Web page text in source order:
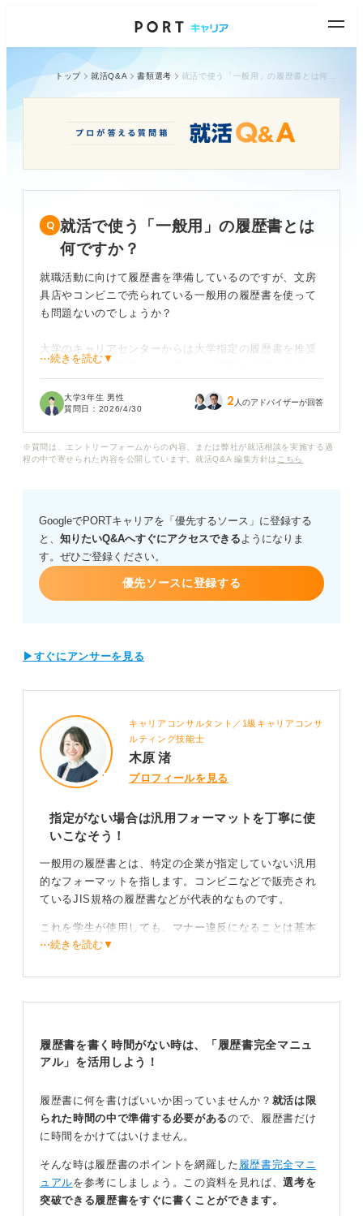
トップ 就活Q&A 書類選考
就活で使う「一般用」の履歴書とは
何ですか？
就職活動に向けて履歴書を準備しているのですが、文房
具店やコンビニで売られている一般用の履歴書を使って
も問題ないのでしょうか？
大学のキャリアセンターからは大学指定の履歴書を推奨
されましたが、手元にない場合に一般用で代用して良い
切なのか判断基準がわかりません。
熱意を伝えるためのコツや、空欄が目立たないようにす
るための工夫はありますか？
新卒学生が一般用の履歴書を選ぶ際のチェックポイント
についてアドバイスをお願いします。
⋯続きを読む▼
大学3年生 男性
質問日： 2026/4/30 2 人のアドバイザーが回答
※質問は、エントリーフォームからの内容、または弊社が就活相談を実施する過
程の中で寄せられた内容を公開しています。就活Q&A 編集方針は こちら
GoogleでPORTキャリアを「優先するソース」に登録する
と、 知りたいQ&Aへすぐにアクセスできるようになりま
す。ぜひご登録ください。
優先ソースに登録する
▶すぐにアンサーを見る
キャリアコンサルタント／1級キャリアコンサ
ルティング技能士
木原 渚
プロフィールを見る
指定がない場合は汎用フォーマットを丁寧に使
いこなそう！
一般用の履歴書とは、特定の企業が指定していない汎用
的なフォーマットを指します。コンビニなどで販売され
ているJIS規格の履歴書などが代表的なものです。
これを学生が使用しても、マナー違反になることは基本
的にありません。
さを追求しよう
ており、企業側も比較しやすいためです。
一般用を使う際は、自己PR欄が小さい場合もあるため、
フォーマットの種類よりも、内容の一貫性と読みやすさ
が最も重要な評価対象となります。
⋯続きを読む▼
履歴書を書く時間がない時は、「履歴書完全マニュ
アル」を活用しよう！
履歴書に何を書けばいいか困っていませんか？ 就活は限
られた時間の中で準備する必要があるので、履歴書だけ
に時間をかけてはいけません。
そんな時は履歴書のポイントを網羅した 履歴書完全マニ
ュアルを参考にしましょう。この資料を見れば、選考を
突破できる履歴書をすぐに書くことができます。